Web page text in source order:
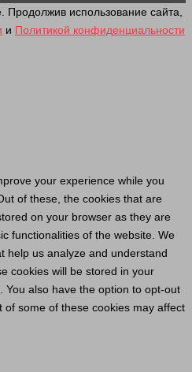
использование сайта,
и Политикой конфиденциальности
your experience while you
of these, the cookies that are
on your browser as they are
functionalities of the website. We
help us analyze and understand
cookies will be stored in your
You also have the option to opt-out
some of these cookies may affect